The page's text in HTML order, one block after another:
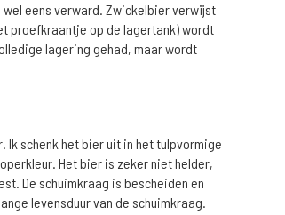
eens verward. Zwickelbier verwijst
proefkraantje op de lagertank) wordt
lagering gehad, maar wordt
Ik schenk het bier uit in het tulpvormige
Het bier is zeker niet helder,
De schuimkraag is bescheiden en
levensduur van de schuimkraag.